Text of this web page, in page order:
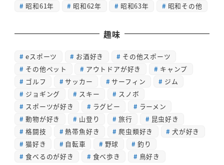
昭和61年
昭和62年 昭和63年 昭和その他
趣味
eスポーツ お酒好き
その他スポーツ
その他ペット
アウトドアが好き
キャンプ
ゴルフ
サッカー サーフィン
ジム
ジョギング
スキー
スノボ
スポーツが好き
ラグビー
ラーメン
動物が好き
山登り 旅行
昆虫好き
格闘技
熱帯魚好き 爬虫類好き
犬が好き
猫好き
自転車 野球
釣り
食べるのが好き
食べ歩き 鳥好き